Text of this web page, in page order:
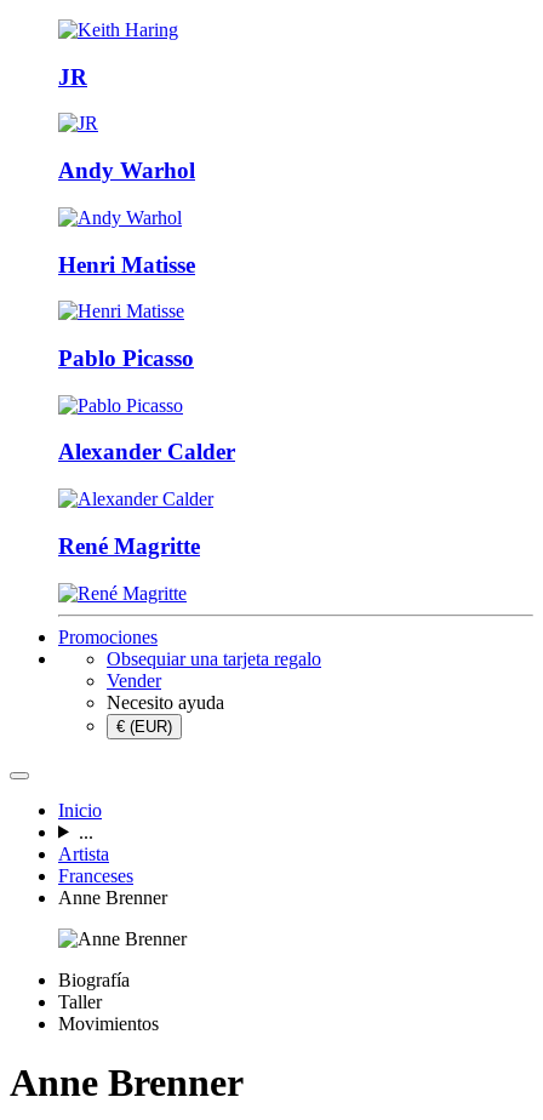
JR
Andy Warhol
Henri Matisse
Pablo Picasso
Alexander Calder
René Magritte
Promociones
Obsequiar una tarjeta regalo
Vender
Necesito ayuda
€ (EUR)
Inicio
...
Artista
Franceses
Anne Brenner
Biografía
Taller
Movimientos
Anne Brenner